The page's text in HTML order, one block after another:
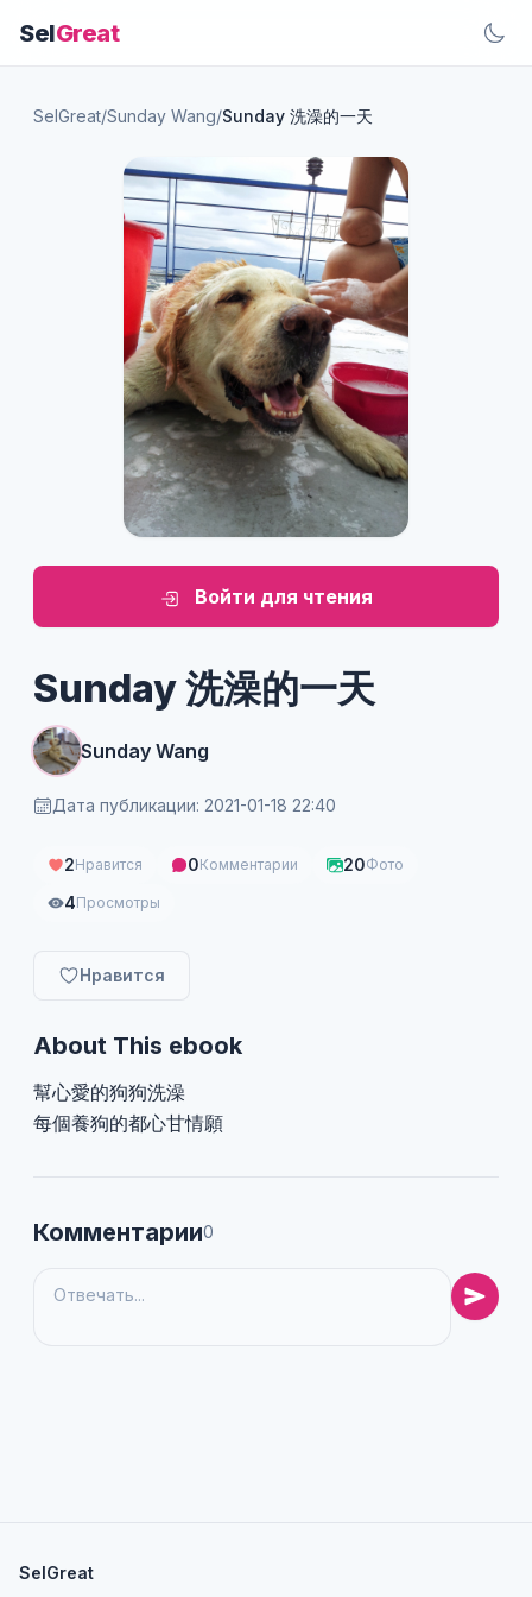
SelGreat
SelGreat/Sunday Wang/Sunday 洗澡的一天
Войти для чтения
Sunday 洗澡的一天
Sunday Wang
Дата публикации: 2021-01-18 22:40
2Нравится 0Комментарии 20Фото
4Просмотры
Нравится
About This ebook
幫心愛的狗狗洗澡
每個養狗的都心甘情願
Комментарии0
SelGreat